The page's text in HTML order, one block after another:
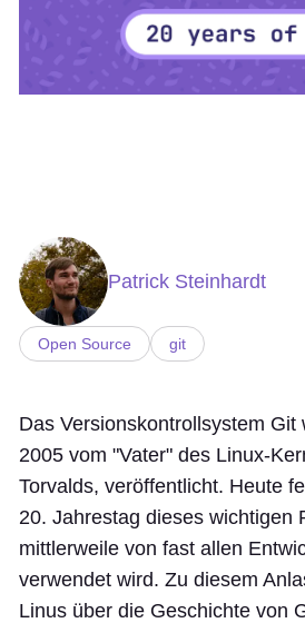
Patrick Steinhardt
Open Source git
Das Versionskontrollsystem Git
2005 vom "Vater" des Linux-
Torvalds, veröffentlicht. Heute
20. Jahrestag dieses wichtigen
mittlerweile von fast allen
verwendet wird. Zu diesem
Linus über die Geschichte von